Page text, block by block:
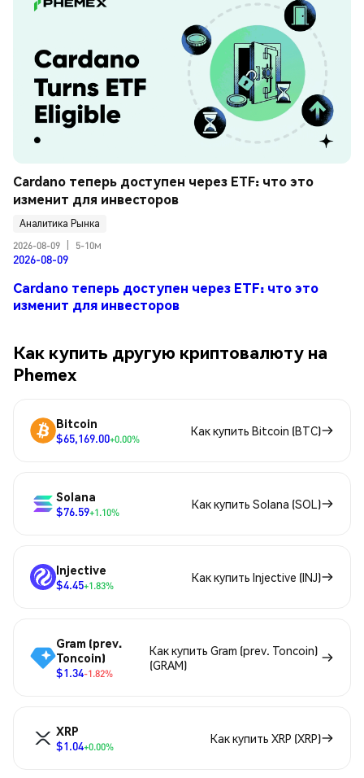
Cardano теперь доступен через ETF: что это
изменит для инвесторов
Аналитика Рынка
2026-08-09
5-10м
2026-08-09
Cardano теперь доступен через ETF: что это
изменит для инвесторов
Как купить другую криптовалюту на
Phemex
Bitcoin
$65,169.00+0.00%
Как купить Bitcoin (BTC)
Solana
$76.59+1.10%
Как купить Solana (SOL)
Injective
$4.45+1.83%
Как купить Injective (INJ)
Gram (prev.
Toncoin)
$1.34-1.82%
Как купить Gram (prev. Toncoin)
(GRAM)
XRP
$1.04+0.00%
Как купить XRP (XRP)